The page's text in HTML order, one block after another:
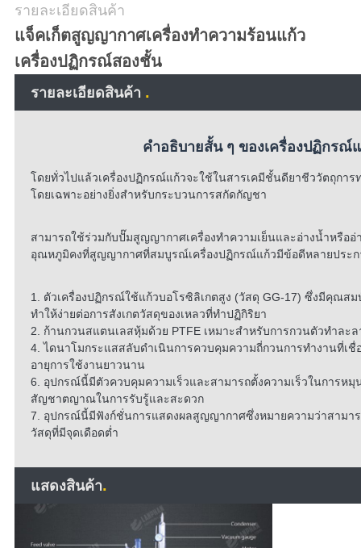
เว็บไซต์
นโยบาย
ส่วน
รายละเอียดสินค้า
แจ็คเก็ตสูญญากาศเครื่องทำความร้อนแก้ว
เครื่องปฏิกรณ์สองชั้น
รายละเอียดสินค้า .
คำอธิบายสั้น ๆ ของเครื่องปฏิกร
โดยทั่วไปแล้วเครื่องปฏิกรณ์แก้วจะใช้ในสารเคมีชั้นดียาชีววัตถุกา
โดยเฉพาะอย่างยิ่งสำหรับกระบวนการสกัดกัญชา
สามารถใช้ร่วมกับปั๊มสูญญากาศเครื่องทำความเย็นและอ่างน้ำหรือ
อุณหภูมิคงที่สูญญากาศที่สมบูรณ์เครื่องปฏิกรณ์แก้วมีข้อดีหลายประก
1. ตัวเครื่องปฏิกรณ์ใช้แก้วบอโรซิลิเกตสูง (วัสดุ GG-17) ซึ่งมีคุณส
ทำให้ง่ายต่อการสังเกตวัสดุของเหลวที่ทำปฏิกิริยา
2. ก้านกวนสแตนเลสหุ้มด้วย PTFE เหมาะสำหรับการกวนตัวทำละ
4. ไดนาโมกระแสสลับดำเนินการควบคุมความถี่กวนการทำงานที่เ
อายุการใช้งานยาวนาน
6. อุปกรณ์นี้มีตัวควบคุมความเร็วและสามารถตั้งความเร็วในการห
สัญชาตญาณในการรับรู้และสะดวก
7. อุปกรณ์นี้มีฟังก์ชั่นการแสดงผลสูญญากาศซึ่งหมายความว่าสามา
วัสดุที่มีจุดเดือดต่ำ
แสดงสินค้า.